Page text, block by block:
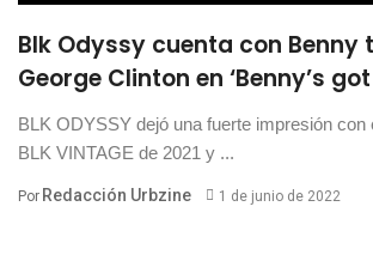
Blk Odyssy cuenta con Benny
George Clinton en ‘Benny’s
BLK ODYSSY dejó una fuerte impresión con
BLK VINTAGE de 2021 y ...
Por Redacción Urbzine 1 de junio de 2022